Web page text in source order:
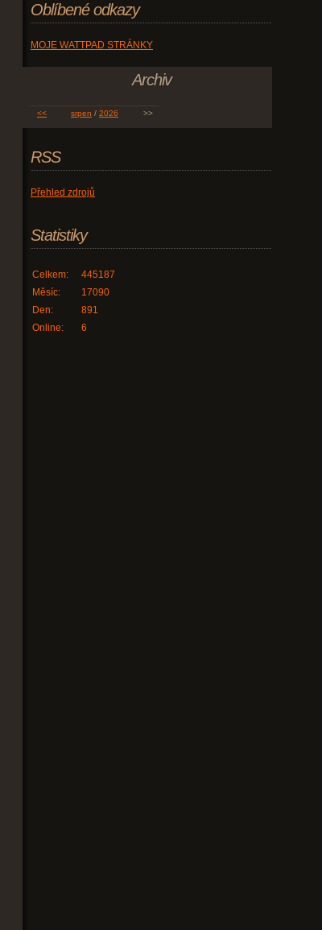
Oblíbené odkazy
MOJE WATTPAD STRÁNKY
Archiv
<< srpen / 2026 >>
RSS
Přehled zdrojů
Statistiky
Online: 6
Celkem:
445187
Měsíc:
17090
Den:
891